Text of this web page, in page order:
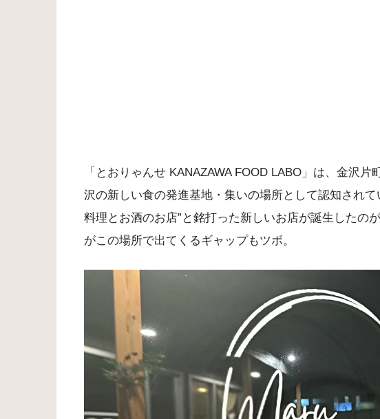
「とおりゃんせ KANAZAWA FOOD LABO」は、金沢
沢の新しい食の発進基地・集いの場所として認知され
料理とお酒のお店”と銘打った新しいお店が誕生したの
がこの場所で出てくるギャップもツボ。